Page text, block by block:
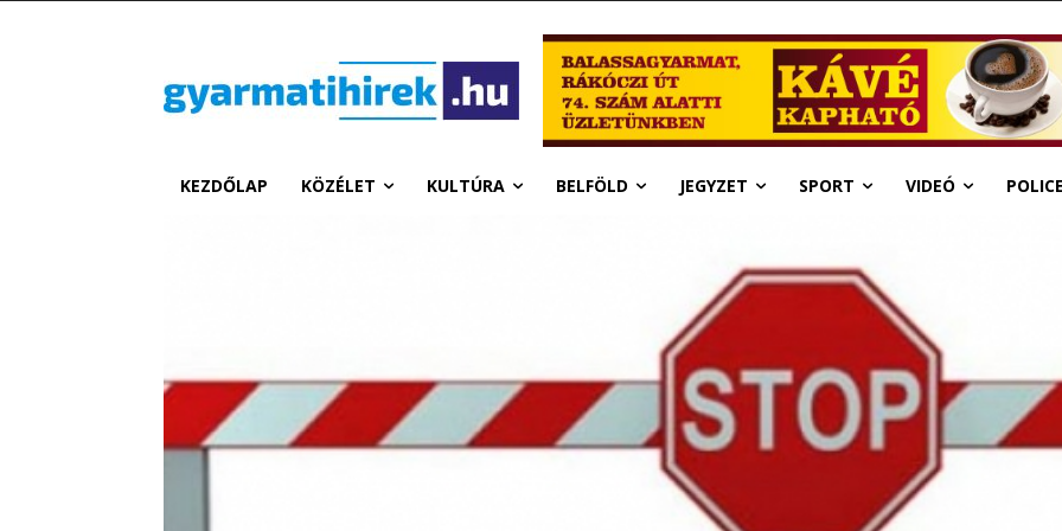
KEZDŐLAP KÖZÉLET KULTÚRA BELFÖLD JEGYZET SPORT VIDEÓ